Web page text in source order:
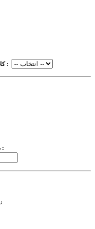
کاغذ گلاسه :
مقوا فانتزی :